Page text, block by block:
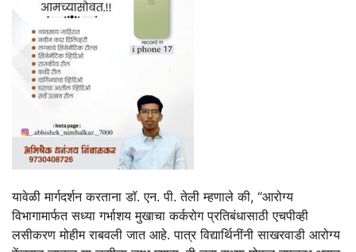
यावेळी मार्गदर्शन करताना डॉ. एन. पी. तेली म्हणाले की, “आरोग्य
विभागामार्फत सध्या गर्भाशय मुखाचा कर्करोग प्रतिबंधासाठी एचपीव्ही
लसीकरण मोहीम राबवली जात आहे. पात्र विद्यार्थिनींनी साखरवाडी आरोग्य